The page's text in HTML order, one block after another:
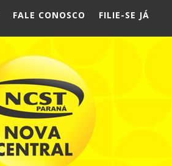
FALE CONOSCO FILIE-SE JÁ